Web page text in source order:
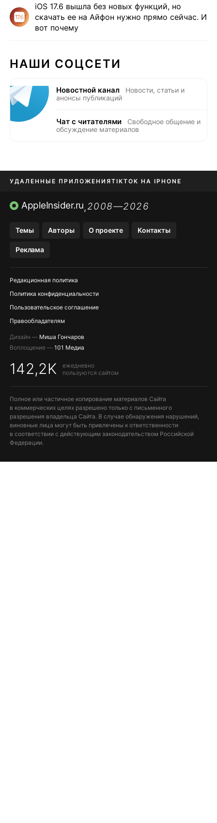
iOS 17.6 вышла без новых функций, но
скачать ее на Айфон нужно прямо сейчас. И
вот почему
НАШИ СОЦСЕТИ
Новостной канал
Новости, статьи и
анонсы публикаций
Чат с читателями
Свободное общение и
обсуждение материалов
УДАЛЕННЫЕ ПРИЛОЖЕНИЯTIKTOK НА IPHONE
ПРИЛОЖЕНИЯ БЕЗ APP STORE
AppleInsider.ru,2008—2026
Темы Авторы О проекте Контакты
Реклама
Редакционная политика
Политика конфиденциальности
Пользовательское соглашение
Правообладателям
Дизайн — Миша Гончаров
Воплощение — 101 Медиа
142,2K
ежедневно
пользуются сайтом
Полное или частичное копирование материалов Сайта
в коммерческих целях разрешено только с письменного
разрешения владельца Сайта. В случае обнаружения нарушений,
виновные лица могут быть привлечены к ответственности
в соответствии с действующим законодательством Российской
Федерации.